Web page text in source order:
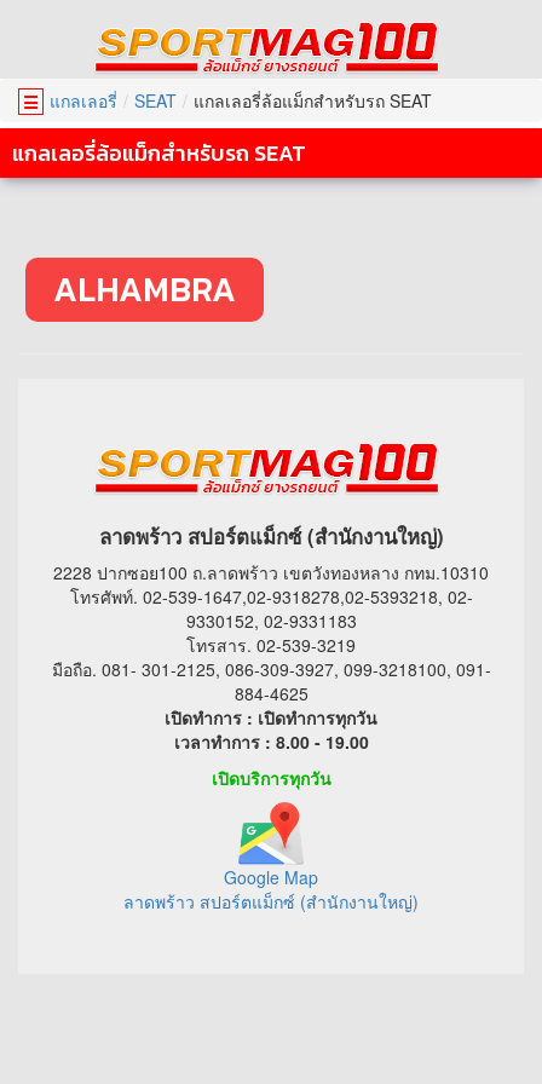
☰ แกลเลอรี่ SEAT แกลเลอรี่ล้อแม็กสำหรับรถ SEAT
แกลเลอรี่ล้อแม็กสำหรับรถ SEAT
ALHAMBRA
ลาดพร้าว สปอร์ตแม็กซ์ (สำนักงานใหญ่)
2228 ปากซอย100 ถ.ลาดพร้าว เขตวังทองหลาง กทม.10310
โทรศัพท์. 02-539-1647,02-9318278,02-5393218, 02-
9330152, 02-9331183
โทรสาร. 02-539-3219
มือถือ. 081- 301-2125, 086-309-3927, 099-3218100, 091-
884-4625
เปิดทำการ : เปิดทำการทุกวัน
เวลาทำการ : 8.00 - 19.00
เปิดบริการทุกวัน
Google Map
ลาดพร้าว สปอร์ตแม็กซ์ (สำนักงานใหญ่)